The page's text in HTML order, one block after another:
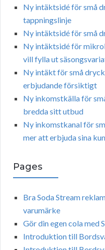
Ny intäktsidé för små
tappningslinje
Ny intäktsidé för små
Ny intäktsidé för
vill fylla ut
Ny intäkt för små
erbjudande försiktigt
Ny inkomstkälla för
bredda sitt utbud
Ny inkomstkanal för
mer att erbjuda sina
Pages
Bra Soda Stream
varumärke
Gör din egen cola med
Introduktion till